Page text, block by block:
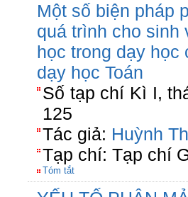
Một số biện pháp
quá trình cho sinh
học trong dạy
dạy học Toán
Số tạp chí Kì I,
125
Tác giả: Huỳnh
Tạp chí: Tạp chí
Tóm tắt